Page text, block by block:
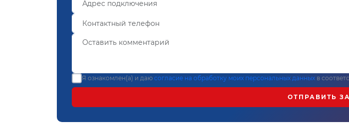
Я ознакомлен(а) и даю согласие на обработку моих персональных данных в
ОТПРАВИТЬ